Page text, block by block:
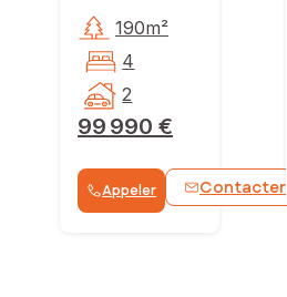
99 990 €
190m²
4
2
Appeler Contacter